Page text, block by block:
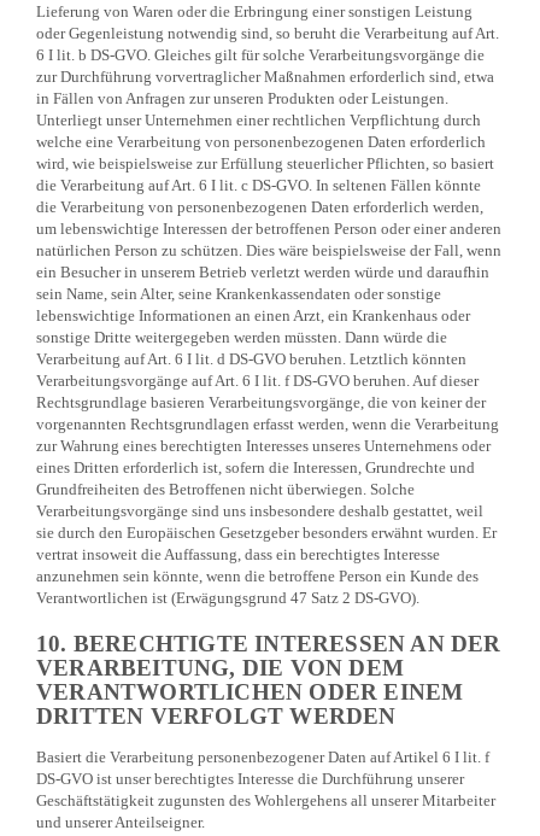
Lieferung von Waren oder die Erbringung einer sonstigen Leistung
oder Gegenleistung notwendig sind, so beruht die Verarbeitung auf Art.
6 I lit. b DS-GVO. Gleiches gilt für solche Verarbeitungsvorgänge die
zur Durchführung vorvertraglicher Maßnahmen erforderlich sind, etwa
in Fällen von Anfragen zur unseren Produkten oder Leistungen.
Unterliegt unser Unternehmen einer rechtlichen Verpflichtung durch
welche eine Verarbeitung von personenbezogenen Daten erforderlich
wird, wie beispielsweise zur Erfüllung steuerlicher Pflichten, so basiert
die Verarbeitung auf Art. 6 I lit. c DS-GVO. In seltenen Fällen könnte
die Verarbeitung von personenbezogenen Daten erforderlich werden,
um lebenswichtige Interessen der betroffenen Person oder einer anderen
natürlichen Person zu schützen. Dies wäre beispielsweise der Fall, wenn
ein Besucher in unserem Betrieb verletzt werden würde und daraufhin
sein Name, sein Alter, seine Krankenkassendaten oder sonstige
lebenswichtige Informationen an einen Arzt, ein Krankenhaus oder
sonstige Dritte weitergegeben werden müssten. Dann würde die
Verarbeitung auf Art. 6 I lit. d DS-GVO beruhen. Letztlich könnten
Verarbeitungsvorgänge auf Art. 6 I lit. f DS-GVO beruhen. Auf dieser
Rechtsgrundlage basieren Verarbeitungsvorgänge, die von keiner der
vorgenannten Rechtsgrundlagen erfasst werden, wenn die Verarbeitung
zur Wahrung eines berechtigten Interesses unseres Unternehmens oder
eines Dritten erforderlich ist, sofern die Interessen, Grundrechte und
Grundfreiheiten des Betroffenen nicht überwiegen. Solche
Verarbeitungsvorgänge sind uns insbesondere deshalb gestattet, weil
sie durch den Europäischen Gesetzgeber besonders erwähnt wurden. Er
vertrat insoweit die Auffassung, dass ein berechtigtes Interesse
anzunehmen sein könnte, wenn die betroffene Person ein Kunde des
Verantwortlichen ist (Erwägungsgrund 47 Satz 2 DS-GVO).
10. BERECHTIGTE INTERESSEN AN DER
VERARBEITUNG, DIE VON DEM
VERANTWORTLICHEN ODER EINEM
DRITTEN VERFOLGT WERDEN
Basiert die Verarbeitung personenbezogener Daten auf Artikel 6 I lit. f
DS-GVO ist unser berechtigtes Interesse die Durchführung unserer
Geschäftstätigkeit zugunsten des Wohlergehens all unserer Mitarbeiter
und unserer Anteilseigner.